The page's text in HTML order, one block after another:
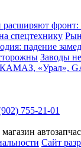
расширяют
спецтехнику
падение
Заводы
КАМАЗ, «Урал»,
755-21-01
Сайт